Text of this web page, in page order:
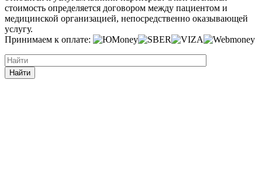
стоимость определяется договором между пациентом и
медицинской организацией, непосредственно оказывающей
услугу.
Принимаем к оплате:
Найти